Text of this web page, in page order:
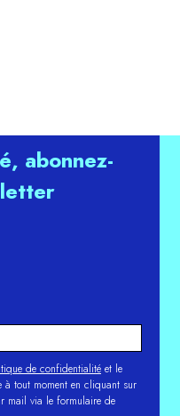
abonnez-
de confidentialité et le
à tout moment en cliquant sur
mail via le formulaire de